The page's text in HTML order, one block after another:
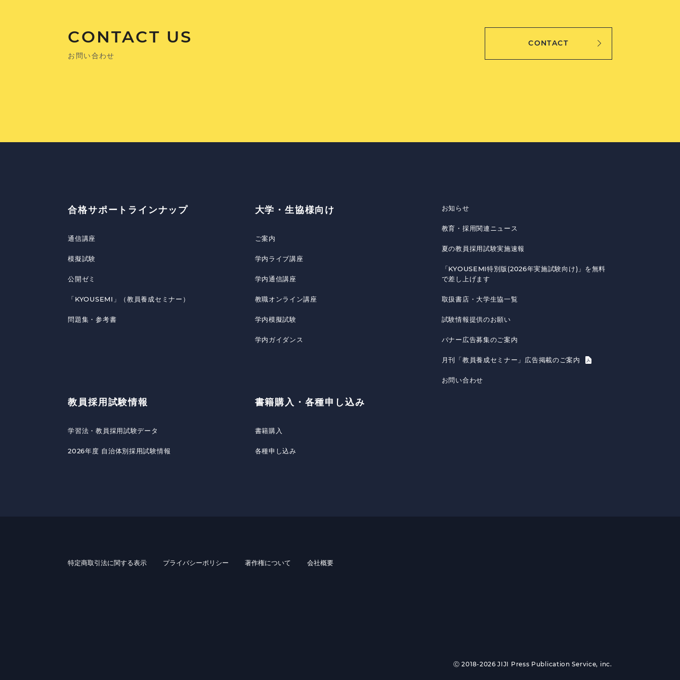
CONTACT US
お問い合わせ
CONTACT
合格サポートラインナップ
通信講座
模擬試験
公開ゼミ
「KYOUSEMI」（教員養成セミナー）
問題集・参考書
教員採用試験情報
学習法・教員採用試験データ
2026年度 自治体別採用試験情報
大学・生協様向け
ご案内
学内ライブ講座
学内通信講座
教職オンライン講座
学内模擬試験
学内ガイダンス
書籍購入・各種申し込み
書籍購入
各種申し込み
お知らせ
教育・採用関連ニュース
夏の教員採用試験実施速報
「KYOUSEMI特別版(2026年実施試験向け)」を無料
で差し上げます
取扱書店・大学生協一覧
試験情報提供のお願い
バナー広告募集のご案内
月刊「教員養成セミナー」広告掲載のご案内
お問い合わせ
特定商取引法に関する表示 プライバシーポリシー 著作権について 会社概要
Ⓒ 2018-2026 JIJI Press Publication Service, inc.